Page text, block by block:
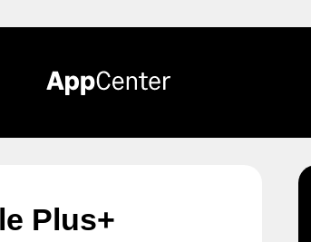
Plus+